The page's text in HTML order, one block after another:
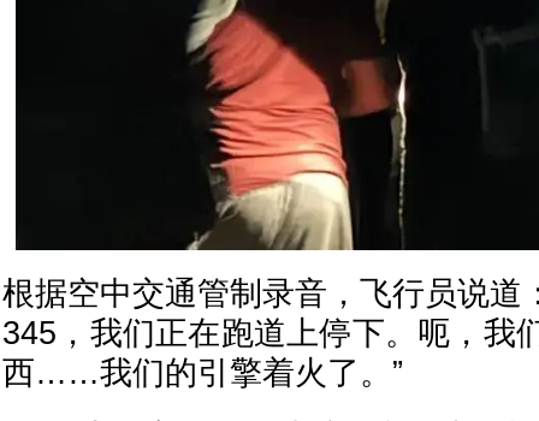
根据空中交通管制录音，飞行员说道
345，我们正在跑道上停下。呃，我
西……我们的引擎着火了。”